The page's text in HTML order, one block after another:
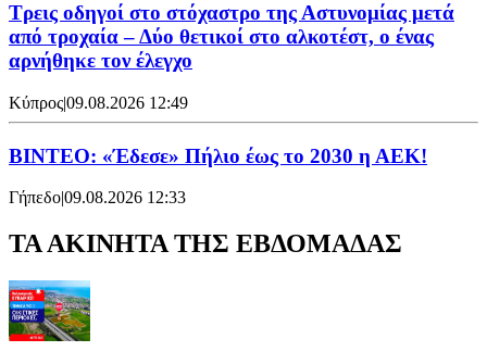
Τρεις οδηγοί στο στόχαστρο της Αστυνομίας μετά
από τροχαία – Δύο θετικοί στο αλκοτέστ, ο ένας
αρνήθηκε τον έλεγχο
Κύπρος|09.08.2026 12:49
ΒΙΝΤΕΟ: «Έδεσε» Πήλιο έως το 2030 η ΑΕΚ!
Γήπεδο|09.08.2026 12:33
ΤΑ ΑΚΙΝΗΤΑ ΤΗΣ ΕΒΔΟΜΑΔΑΣ